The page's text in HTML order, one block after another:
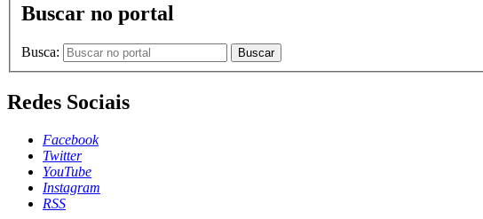
Buscar no portal
Busca: Buscar
Redes Sociais
Facebook
Twitter
YouTube
Instagram
RSS